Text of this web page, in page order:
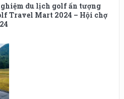
du lịch golf ấn tượng
Travel Mart 2024 – Hội chợ